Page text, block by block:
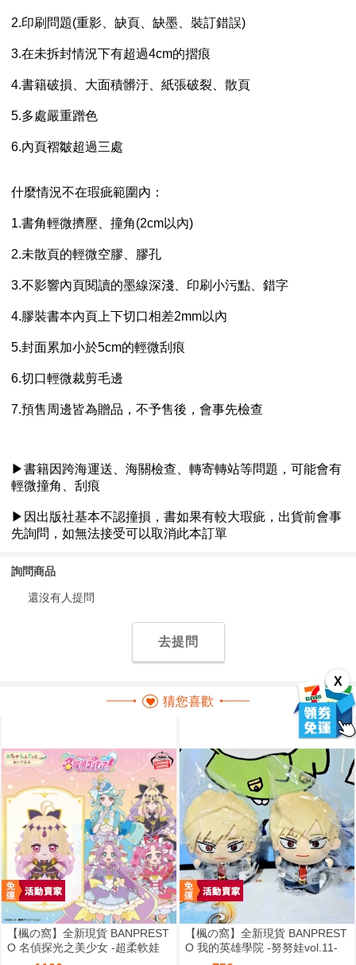
X
詢問商品
還沒有人提問
去提問
猜您喜歡
【楓の窩】全新現貨 BANPREST
O 名偵探光之美少女 -超柔軟娃
娃- 森亞露露卡【日版】
【楓の窩】全新現貨 BANPREST
O 我的英雄學院 -努努娃vol.11-
爆豪勝己【日版】